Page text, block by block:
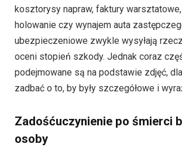
kosztorysy napraw, faktury
holowanie czy wynajem auta
ubezpieczeniowe zwykle wysyłają
oceni stopień szkody. Jednak coraz
podejmowane są na podstawie zdjęć,
zadbać o to, by były szczegółowe i
Zadośćuczynienie po śmierci
osoby